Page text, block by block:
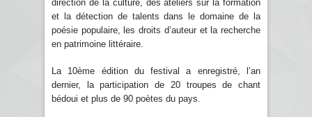
direction de la culture, des ateliers sur la formation
et la détection de talents dans le domaine de la
poésie populaire, les droits d’auteur et la recherche
en patrimoine littéraire.
La 10ème édition du festival a enregistré, l’an
dernier, la participation de 20 troupes de chant
bédoui et plus de 90 poètes du pays.